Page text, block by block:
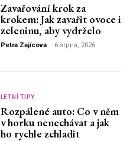
Zavařování krok za
krokem: Jak zavařit ovoce i
zeleninu, aby vydrželo
Petra Zajícova - 6 srpna, 2026
LETNÍ TIPY
Rozpálené auto: Co v něm
v horku nenechávat a jak
ho rychle zchladit